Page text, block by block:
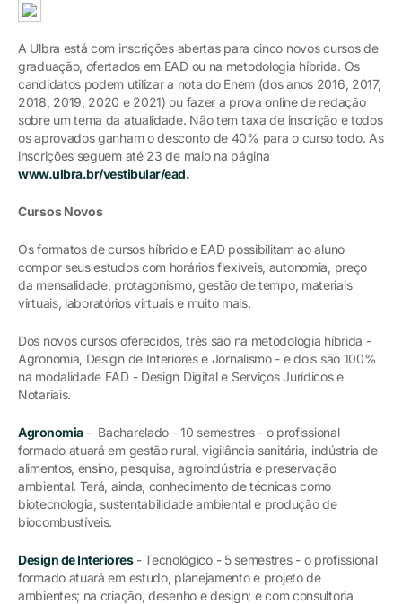
A Ulbra está com inscrições abertas para cinco novos cursos de
graduação, ofertados em EAD ou na metodologia híbrida. Os
candidatos podem utilizar a nota do Enem (dos anos 2016, 2017,
2018, 2019, 2020 e 2021) ou fazer a prova online de redação
sobre um tema da atualidade. Não tem taxa de inscrição e todos
os aprovados ganham o desconto de 40% para o curso todo. As
inscrições seguem até 23 de maio na página
www.ulbra.br/vestibular/ead.
Cursos Novos
Os formatos de cursos híbrido e EAD possibilitam ao aluno
compor seus estudos com horários flexíveis, autonomia, preço
da mensalidade, protagonismo, gestão de tempo, materiais
virtuais, laboratórios virtuais e muito mais.
Dos novos cursos oferecidos, três são na metodologia híbrida -
Agronomia, Design de Interiores e Jornalismo - e dois são 100%
na modalidade EAD - Design Digital e Serviços Jurídicos e
Notariais.
Agronomia- Bacharelado - 10 semestres - o profissional
formado atuará em gestão rural, vigilância sanitária, indústria de
alimentos, ensino, pesquisa, agroindústria e preservação
ambiental. Terá, ainda, conhecimento de técnicas como
biotecnologia, sustentabilidade ambiental e produção de
biocombustíveis.
Design de Interiores- Tecnológico - 5 semestres - o profissional
formado atuará em estudo, planejamento e projeto de
ambientes; na criação, desenho e design; e com consultoria